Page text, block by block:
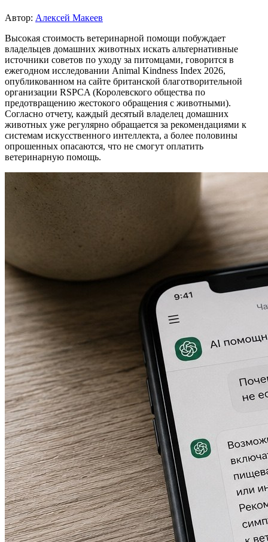
Автор: Алексей Макеев
Высокая стоимость ветеринарной помощи побуждает
владельцев домашних животных искать альтернативные
источники советов по уходу за питомцами, говорится в
ежегодном исследовании Animal Kindness Index 2026,
опубликованном на сайте британской благотворительной
организации RSPCA (Королевского общества по
предотвращению жестокого обращения с животными).
Согласно отчету, каждый десятый владелец домашних
животных уже регулярно обращается за рекомендациями к
системам искусственного интеллекта, а более половины
опрошенных опасаются, что не смогут оплатить
ветеринарную помощь.